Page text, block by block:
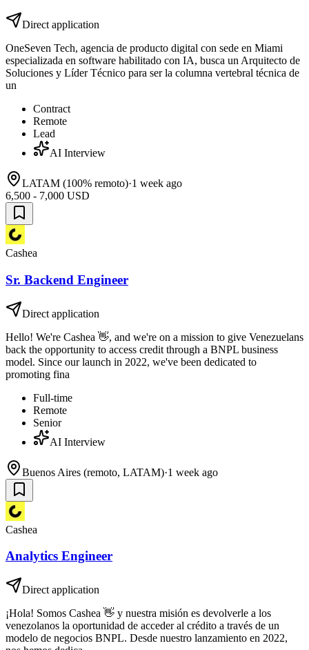
Direct application
OneSeven Tech, agencia de producto digital con sede en Miami
especializada en software habilitado con IA, busca un Arquitecto de
Soluciones y Líder Técnico para ser la columna vertebral técnica de
un
Contract
Remote
Lead
AI Interview
LATAM (100% remoto)·1 week ago
6,500 - 7,000 USD
Cashea
Sr. Backend Engineer
Direct application
Hello! We're Cashea 👋, and we're on a mission to give Venezuelans
back the opportunity to access credit through a BNPL business
model. Since our launch in 2022, we've been dedicated to
promoting fina
Full-time
Remote
Senior
AI Interview
Buenos Aires (remoto, LATAM)·1 week ago
Cashea
Analytics Engineer
Direct application
¡Hola! Somos Cashea 👋 y nuestra misión es devolverle a los
venezolanos la oportunidad de acceder al crédito a través de un
modelo de negocios BNPL. Desde nuestro lanzamiento en 2022,